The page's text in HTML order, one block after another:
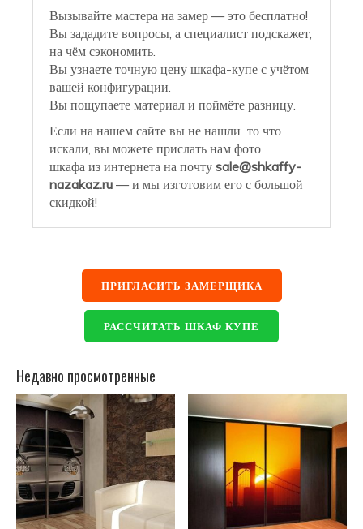
Вызывайте мастера на замер — это бесплатно!
Вы зададите вопросы, а специалист подскажет,
на чём сэкономить.
Вы узнаете точную цену шкафа-купе с учётом
вашей конфигурации.
Вы пощупаете материал и поймёте разницу.
Если на нашем сайте вы не нашли то что
искали, вы можете прислать нам фото
шкафа из интернета на почту sale@shkaffy-
nazakaz.ru — и мы изготовим его с большой
скидкой!
ПРИГЛАСИТЬ ЗАМЕРЩИКА
РАССЧИТАТЬ ШКАФ КУПЕ
Недавно просмотренные